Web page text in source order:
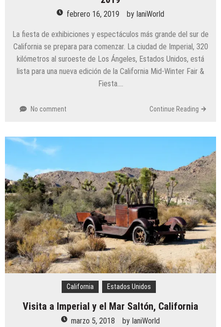
febrero 16, 2019 by IaniWorld
La fiesta de exhibiciones y espectáculos más grande del sur de
California se prepara para comenzar. La ciudad de Imperial, 320
kilómetros al suroeste de Los Ángeles, Estados Unidos, está
lista para una nueva edición de la California Mid-Winter Fair &
Fiesta….
No comment Continue Reading
California Estados Unidos
Visita a Imperial y el Mar Saltón, California
marzo 5, 2018 by IaniWorld